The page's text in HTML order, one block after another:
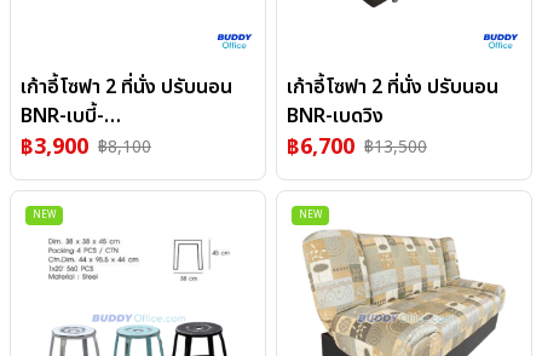
เก้าอี้โซฟา 2 ที่นั่ง ปรับนอน
BNR-เบบี้-
SOCIALDISTANCING
฿3,900 ฿8,100
เก้าอี้โซฟา 2 ที่นั่ง ปรับนอน
BNR-เบดวิง
฿6,700 ฿13,500
NEW NEW